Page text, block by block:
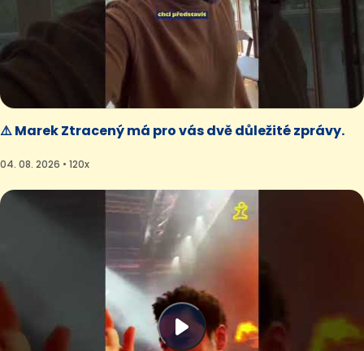
⚠️ Marek Ztracený má pro vás dvě důležité zprávy.
04. 08. 2026 • 120x